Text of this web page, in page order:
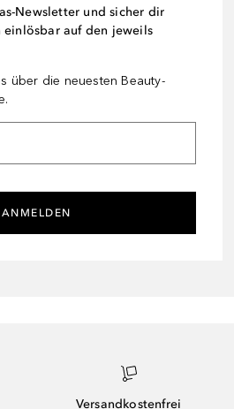
Newsletter und sicher dir
einlösbar auf den jeweils
über die neuesten Beauty-
ANMELDEN
Versandkostenfrei